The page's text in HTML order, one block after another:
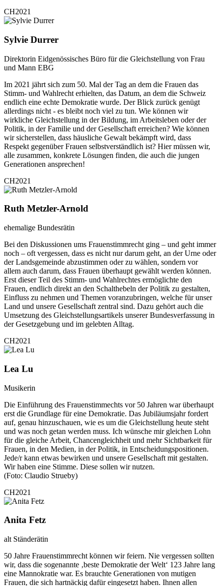
CH2021
Sylvie Durrer
Direktorin Eidgenössisches Büro für die Gleichstellung von Frau
und Mann EBG
Im 2021 jährt sich zum 50. Mal der Tag an dem die Frauen das
Stimm- und Wahlrecht erhielten, das Datum, an dem die Schweiz
endlich eine echte Demokratie wurde. Der Blick zurück genügt
allerdings nicht - es bleibt noch viel zu tun. Wie können wir
wirkliche Gleichstellung in der Bildung, im Arbeitsleben oder der
Politik, in der Familie und der Gesellschaft erreichen? Wie können
wir sicherstellen, dass häusliche Gewalt bekämpft wird, dass
Respekt gegenüber Frauen selbstverständlich ist? Hier müssen wir,
alle zusammen, konkrete Lösungen finden, die auch die jungen
Generationen ansprechen!
CH2021
Ruth Metzler-Arnold
ehemalige Bundesrätin
Bei den Diskussionen ums Frauenstimmrecht ging – und geht immer
noch – oft vergessen, dass es nicht nur darum geht, an der Urne oder
der Landsgemeinde abzustimmen oder zu wählen, sondern vor
allem auch darum, dass Frauen überhaupt gewählt werden können.
Erst dieser Teil des Stimm- und Wahlrechtes ermöglichte den
Frauen, endlich direkt an den Schalthebeln der Politik zu gestalten,
Einfluss zu nehmen und Themen voranzubringen, welche für unser
Land und unsere Gesellschaft zentral sind. Dazu gehört auch die
Umsetzung des Gleichstellungsartikels unserer Bundesverfassung in
der Gesetzgebung und im gelebten Alltag.
CH2021
Lea Lu
Musikerin
Die Einführung des Frauenstimmechts vor 50 Jahren war überhaupt
erst die Grundlage für eine Demokratie. Das Jubiläumsjahr fordert
auf, genau hinzuschauen, wie es um die Gleichstellung heute steht
und was noch getan werden muss. Ich wünsche mir gleichen Lohn
für die gleiche Arbeit, Chancengleichheit und mehr Sichtbarkeit für
Frauen, in den Medien, in der Politik, in Entscheidungspositionen.
Jede/r kann etwas bewirken und unsere Gesellschaft mit gestalten.
Wir haben eine Stimme. Diese sollen wir nutzen.
(Foto: Claudio Strueby)
CH2021
Anita Fetz
alt Ständerätin
50 Jahre Frauenstimmrecht können wir feiern. Nie vergessen sollten
wir, dass die sogenannte ‚beste Demokratie der Welt‘ 123 Jahre lang
eine Mannokratie war. Es brauchte Generationen von mutigen
Frauen, die sich hartnäckig dafür eingesetzt haben. Ihnen allen